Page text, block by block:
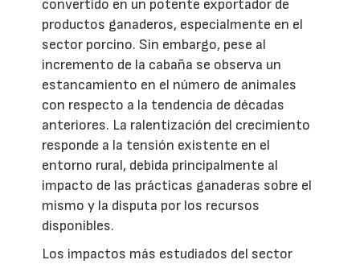
convertido en un potente exportador de
productos ganaderos, especialmente en el
sector porcino. Sin embargo, pese al
incremento de la cabaña se observa un
estancamiento en el número de animales
con respecto a la tendencia de décadas
anteriores. La ralentización del crecimiento
responde a la tensión existente en el
entorno rural, debida principalmente al
impacto de las prácticas ganaderas sobre el
mismo y la disputa por los recursos
disponibles.
Los impactos más estudiados del sector